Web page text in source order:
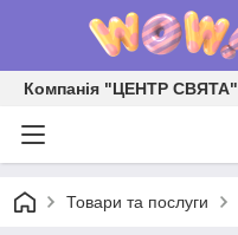
Компанія "ЦЕНТР СВЯТА"
Товари та послуги